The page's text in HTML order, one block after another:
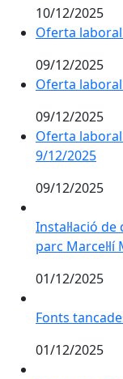
10/12/2025
Oferta
09/12/2025
Oferta
09/12/2025
Oferta
9/12/2025
09/12/2025
Instal·lació
parc
01/12/2025
Fonts
01/12/2025